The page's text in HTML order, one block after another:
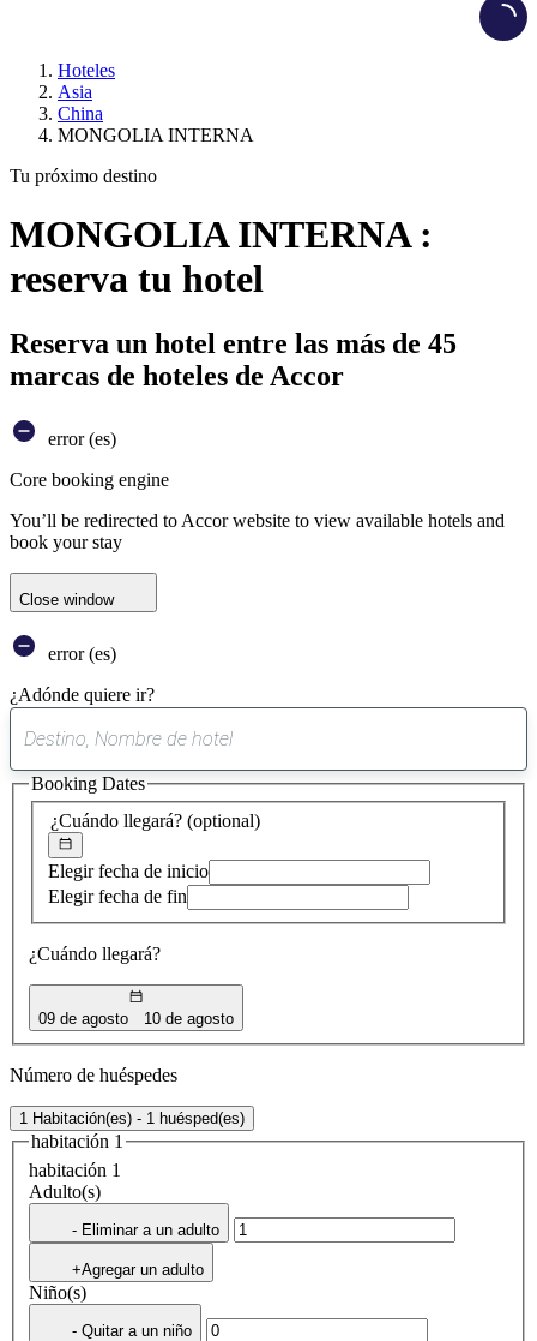
Hoteles
Asia
China
MONGOLIA INTERNA
Tu próximo destino
MONGOLIA INTERNA :
reserva tu hotel
Reserva un hotel entre las más de 45
marcas de hoteles de Accor
error (es)
Core booking engine
You’ll be redirected to Accor website to view available hotels and
book your stay
Close window
error (es)
¿Adónde quiere ir?
sugerencia
encontrada
¿Cuándo llegará? (optional)
Elegir fecha de inicio
Elegir fecha de fin
¿Cuándo llegará?
09 de agosto 10 de agosto
Booking Dates
Número de huéspedes
1 Habitación(es) - 1 huésped(es)
habitación 1
habitación 1
Adulto(s)
- Eliminar a un adulto
+Agregar un adulto
Niño(s)
- Quitar a un niño